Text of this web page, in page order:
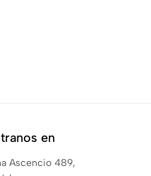
en
Ascencio 489,